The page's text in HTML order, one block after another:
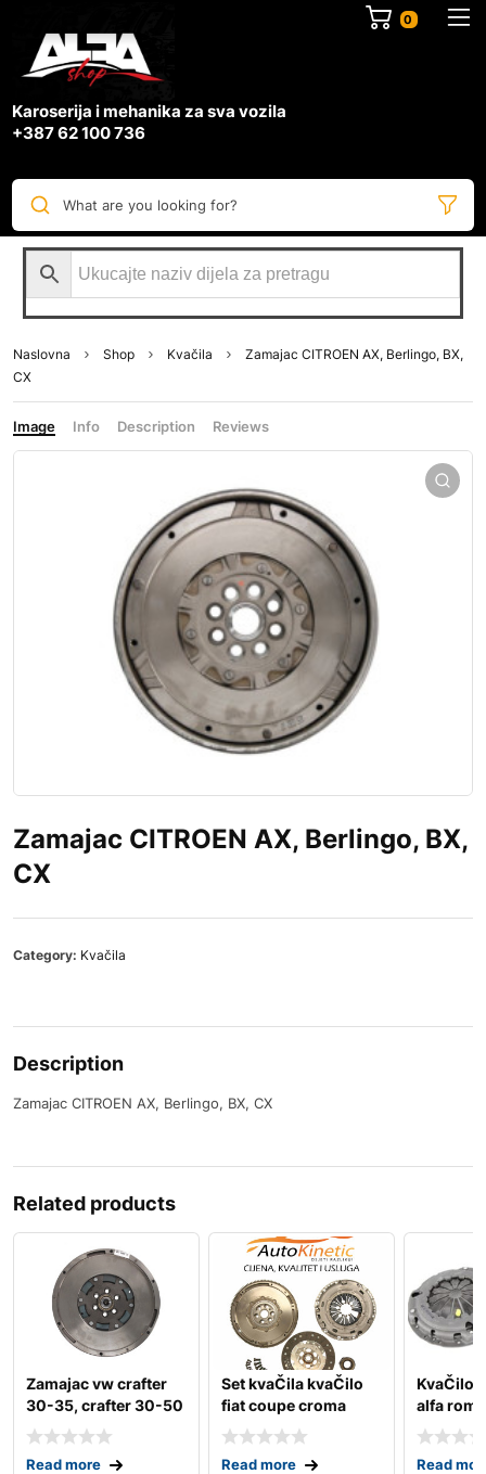
0
Karoserija i mehanika za sva vozila
+387 62 100 736
What are you looking for?
Naslovna Shop Kvačila
Zamajac CITROEN AX, Berlingo, BX,
CX
Image Info Description Reviews
Zamajac CITROEN AX, Berlingo, BX,
CX
Category: Kvačila
Description
Zamajac CITROEN AX, Berlingo, BX, CX
Related products
Zamajac vw crafter
30-35, crafter 30-50
2.0d 07.11-12.16
Read more
Set kvaČila kvaČilo
fiat coupe croma
doblo ducato duna
Read more
KvaČilo
alfa
punto
Read